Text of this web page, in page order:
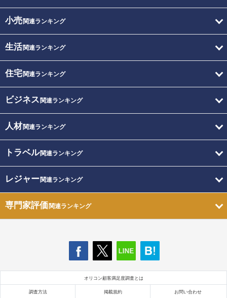
小売関連ランキング
生活関連ランキング
住宅関連ランキング
ビジネス 関連ランキング
人材関連ランキング
トラベル関連ランキング
レジャー関連ランキング
専門家評価関連ランキング
オリコン顧客満足度調査とは
調査方法 掲載規約 お問い合わせ